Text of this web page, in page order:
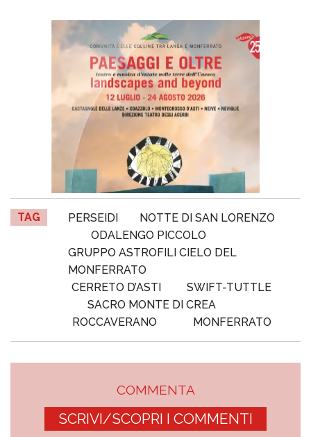
TAG PERSEIDI
NOTTE DI SAN LORENZO
ODALENGO PICCOLO
GRUPPO ASTROFILI CIELO DEL
MONFERRATO
CERRETO D’ASTI
SWIFT-TUTTLE
SACRO MONTE DI CREA
ROCCAVERANO
MONFERRATO
COMMENTA
SCRIVI/SCOPRI I COMMENTI